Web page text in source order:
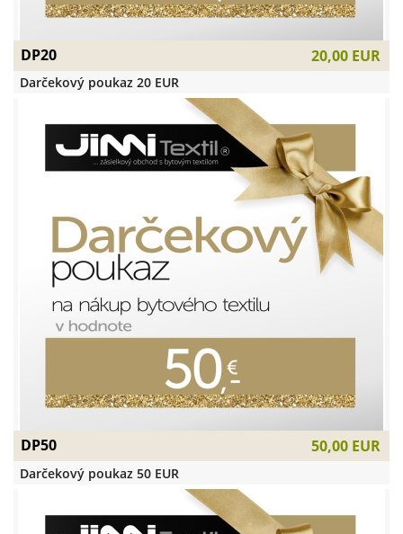
DP20 20,00 EUR
Darčekový poukaz 20 EUR
DP50 50,00 EUR
Darčekový poukaz 50 EUR